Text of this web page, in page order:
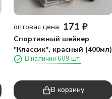
оптовая цена: 171 ₽
Спортивный шейкер
"Классик", красный (400мл)
В наличии 609 шт.
В корзину